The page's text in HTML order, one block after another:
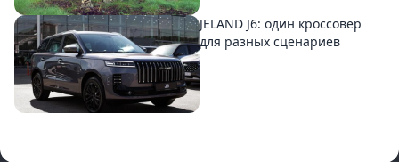
JELAND J6: один кроссовер
для разных сценариев